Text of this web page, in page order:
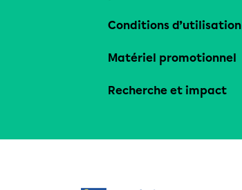
Conditions d’utilisation
Matériel promotionnel
Recherche et impact